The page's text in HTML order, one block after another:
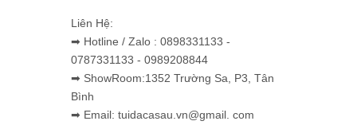
Liên Hệ:
➡ Hotline / Zalo : 0898331133 -
0787331133 - 0989208844
➡ ShowRoom:1352 Trường Sa, P3, Tân
Bình
➡ Email: tuidacasau.vn@gmail. com